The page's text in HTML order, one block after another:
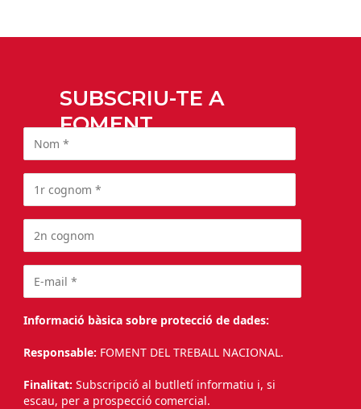
SUBSCRIU-TE A
FOMENT
Informació bàsica sobre protecció de dades:
Responsable: FOMENT DEL TREBALL NACIONAL.
Finalitat: Subscripció al butlletí informatiu i, si
escau, per a prospecció comercial.